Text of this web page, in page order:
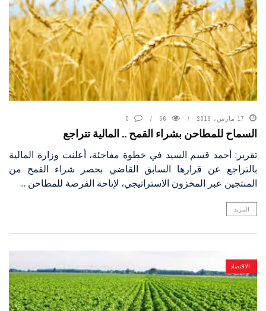
17 مارس، 2019 56
0
السماح للمطاحن بشراء القمح .. المالية تتراجع
تقرير: أحمد قسم السيد في خطوة مفاجئة، أعلنت وزارة المالية
بالتراجع عن قرارها السابق القاضي بحصر شراء القمح من
المنتجين عبر المخزون الاستراتيجي، لإتاحة الفرصة للمطاحن ...
المزيد
الاقتصاد